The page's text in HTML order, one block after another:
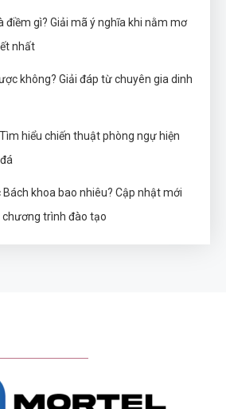
điềm gì? Giải mã ý nghĩa khi nằm mơ
nhất
không? Giải đáp từ chuyên gia dinh
hiểu chiến thuật phòng ngự hiện
Bách khoa bao nhiêu? Cập nhật mới
trình đào tạo